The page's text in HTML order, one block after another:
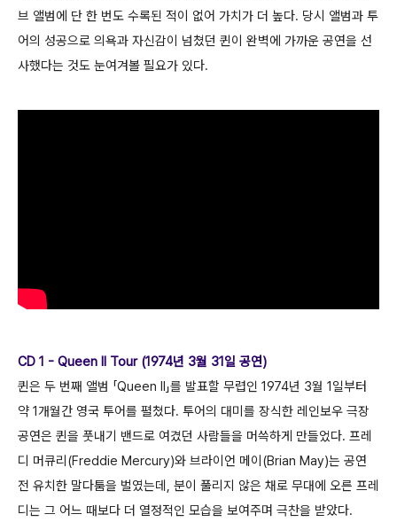
브 앨범에 단 한 번도 수록된 적이 없어 가치가 더 높다. 당시 앨범과 투
어의 성공으로 의욕과 자신감이 넘쳤던 퀸이 완벽에 가까운 공연을 선
사했다는 것도 눈여겨볼 필요가 있다.
CD 1 - Queen II Tour (1974년 3월 31일 공연)
퀸은 두 번째 앨범 「Queen II」를 발표할 무렵인 1974년 3월 1일부터
약 1개월간 영국 투어를 펼쳤다. 투어의 대미를 장식한 레인보우 극장
공연은 퀸을 풋내기 밴드로 여겼던 사람들을 머쓱하게 만들었다. 프레
디 머큐리(Freddie Mercury)와 브라이언 메이(Brian May)는 공연
전 유치한 말다툼을 벌였는데, 분이 풀리지 않은 채로 무대에 오른 프레
디는 그 어느 때보다 더 열정적인 모습을 보여주며 극찬을 받았다.